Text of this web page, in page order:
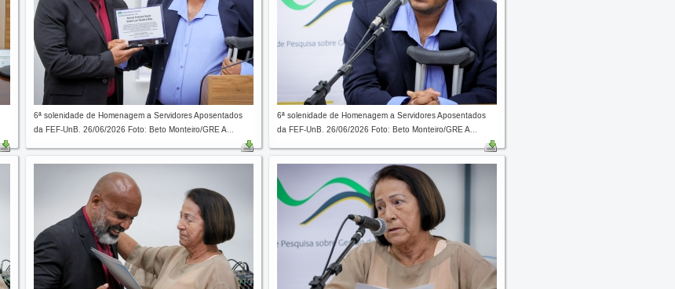
6ª solenidade de Homenagem a Servidores Aposentados
da FEF-UnB. 26/06/2026 Foto: Beto Monteiro/GRE A...
6ª solenidade de Homenagem a Servidores Aposentados
da FEF-UnB. 26/06/2026 Foto: Beto Monteiro/GRE A...